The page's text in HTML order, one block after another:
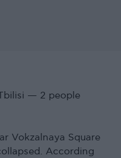
— 2 people
Vokzalnaya Square
According